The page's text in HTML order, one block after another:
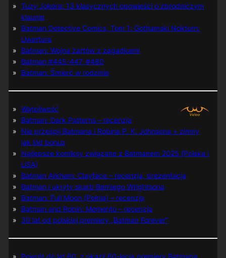
Tuzy Jokera: 13 klasycznych opowieści o zbrodniczym
klaunie
Batman Detective Comics, Tom 1: Gothamski Nokturn:
Uwertura
Batman: Wojna żartów z zagadkami
Batman #445-447, #480
Batman: Śmierć w rodzinie
Wątpliwość
Batman: Dark Patterns – recenzja
Nie prześpij Batmana i Robina P. K. Johnsona + zimny
jak lód bonus
Najlepsze komiksy związane z Batmanem 2025 (Polska i
USA)
Batman Arkham: Clayface – recenzja, prezentacja
Batman i ukryty skarb Berniego Wrightsona
Batman: Full Moon (Pełnia) – recenzja
Batman and Robin: Memento – recenzja
30 lat od polskiej premiery „Batman Forever”